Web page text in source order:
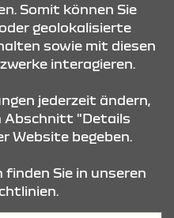
Somit können Sie
geolokalisierte
sowie mit diesen
interagieren.
jederzeit ändern,
Abschnitt "Details
Website begeben.
Sie in unseren